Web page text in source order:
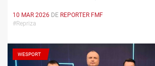
10 MAR 2026 DE REPORTER FMF
#Repriza
WESPORT